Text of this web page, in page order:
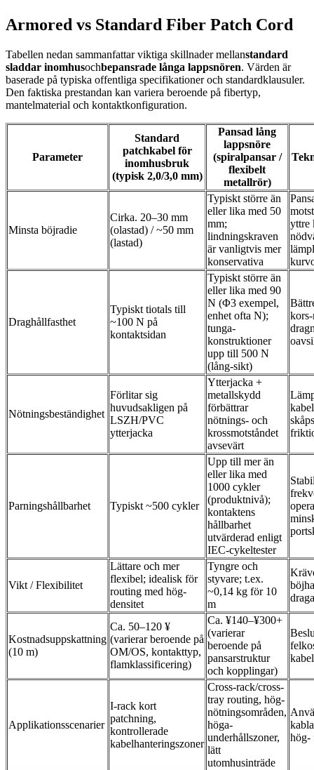
Armored vs Standard Fiber Patch Cord
Tabellen nedan sammanfattar viktiga skillnader mellanstandard
sladdar inomhusochbepansrade långa lappsnören. Värden är
baserade på typiska offentliga specifikationer och standardklausuler.
Den faktiska prestandan kan variera beroende på fibertyp,
mantelmaterial och kontaktkonfiguration.
Parameter
Standard
patchkabel för
inomhusbruk
(typisk 2,0/3,0 mm)
Pansad lång
lappsnöre
(spiralpansar /
flexibelt
metallrör)
Minsta böjradie
Cirka. 20–30 mm
(olastad) / ~50 mm
(lastad)
Typiskt större än
eller lika med 50
mm;
lindningskraven
är vanligtvis mer
konservativa
yttre
Draghållfasthet
Typiskt tiotals till
~100 N på
kontaktsidan
Typiskt större än
eller lika med 90
N (Φ3 exempel,
enhet ofta N);
tunga-
konstruktioner
upp till 500 N
(lång-sikt)
Nötningsbeständighet
Förlitar sig
huvudsakligen på
LSZH/PVC
ytterjacka
Ytterjacka +
metallskydd
förbättrar
nötnings- och
krossmotståndet
avsevärt
Parningshållbarhet Typiskt ~500 cykler
Upp till mer än
eller lika med
1000 cykler
(produktnivå);
kontaktens
hållbarhet
utvärderad enligt
IEC-cykeltester
Vikt / Flexibilitet
Lättare och mer
flexibel; idealisk för
routing med hög-
densitet
Tyngre och
styvare; t.ex.
~0,14 kg för 10
m
Kostnadsuppskattning
(10 m)
Ca. 50–120 ¥
(varierar beroende på
OM/OS, kontakttyp,
flamklassificering)
Ca. ¥140–¥300+
(varierar
beroende på
pansarstruktur
och kopplingar)
Applikationsscenarier
I-rack kort
patchning,
kontrollerade
kabelhanteringszoner
Cross-rack/cross-
tray routing, hög-
nötningsområden,
höga-
underhållszoner,
lätt
utomhusinträde
hög-